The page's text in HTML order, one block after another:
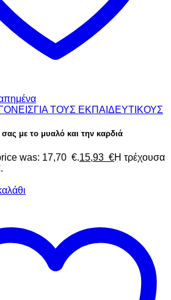
ΓΙΑ ΤΟΥΣ ΕΚΠΑΙΔΕΥΤΙΚΟΥΣ
με το μυαλό και την καρδιά
was: 17,70 €.15,93 €Η τρέχουσα